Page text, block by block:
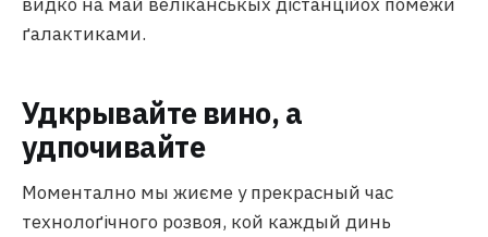
ґалактиками.
Удкрывайте вино, а
удпочивайте
Моментално мы жиєме у прекрасный час
технолоґічного розвоя, кой каждый динь